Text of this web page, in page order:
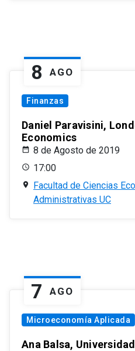
8 AGO
Finanzas
Daniel Paravisini,
Economics
8 de Agosto de 2019
17:00
Facultad de Ciencias
Administrativas UC
7 AGO
Microeconomía Aplicada
Ana Balsa,